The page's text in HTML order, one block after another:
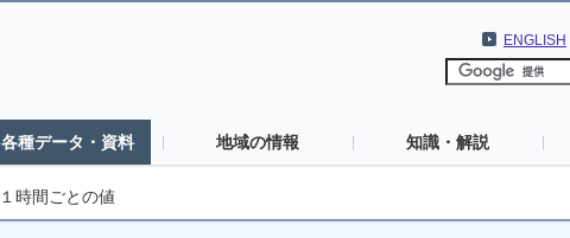
ENGLISH
各種データ・資料 地域の情報 知識・解説
１時間ごとの値